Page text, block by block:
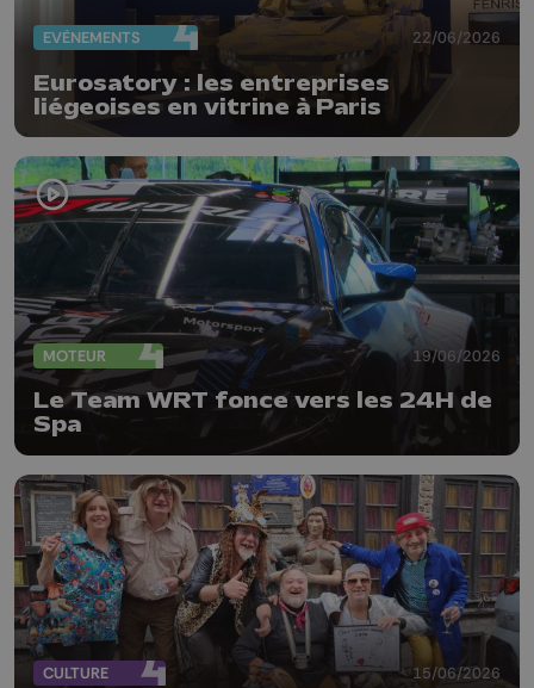
EVÈNEMENTS 22/06/2026
Eurosatory : les entreprises
liégeoises en vitrine à Paris
MOTEUR 19/06/2026
Le Team WRT fonce vers les 24H de
Spa
CULTURE 15/06/2026